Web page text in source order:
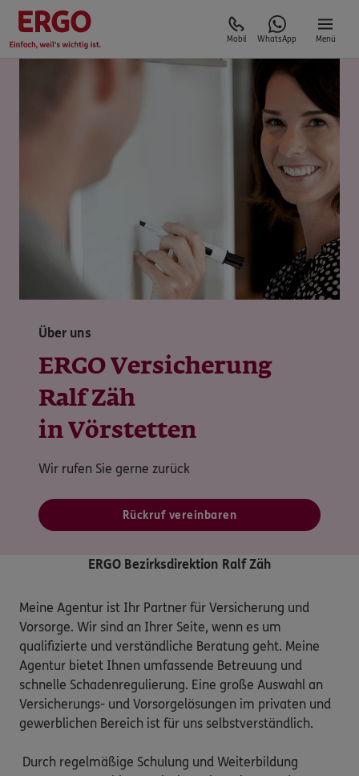
Mobil WhatsApp Menü
Über uns
ERGO Versicherung
Ralf Zäh
in Vörstetten
Wir rufen Sie gerne zurück
Rückruf vereinbaren
ERGO Bezirksdirektion Ralf Zäh
Meine Agentur ist Ihr Partner für Versicherung und
Vorsorge. Wir sind an Ihrer Seite, wenn es um
qualifizierte und verständliche Beratung geht. Meine
Agentur bietet Ihnen umfassende Betreuung und
schnelle Schadenregulierung. Eine große Auswahl an
Versicherungs- und Vorsorgelösungen im privaten und
gewerblichen Bereich ist für uns selbstverständlich.